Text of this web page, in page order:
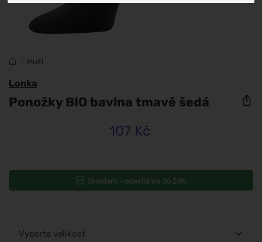
Muži
Lonka
Ponožky BIO bavlna tmavě šedá
107 Kč
Skladem - odesíláme do 24h